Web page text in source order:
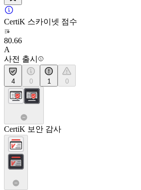
CertiK 스카이넷 점수
80.66
A
사전 출시
4 0 1 0
CertiK 보안 감사